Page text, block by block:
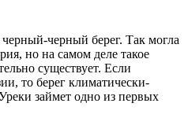
черный берег. Так могла
но на самом деле такое
существует. Если
то берег климатически-
займет одно из первых